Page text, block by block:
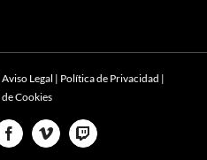
Aviso Legal | Política de Privacidad |
Cookies
FacebookVimeoTwitch